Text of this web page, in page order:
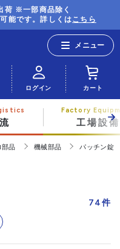
荷 ※一部商品除く
能です。詳しくはこちら
ログイン カート
工場設備
部品 機械部品 パッチン錠
74件